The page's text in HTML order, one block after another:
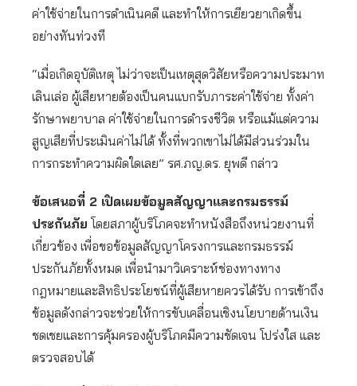
ค่าใช้จ่ายในการดำเนินคดี และทำให้การเยียวยาเกิดขึ้น
อย่างทันท่วงที
“เมื่อเกิดอุบัติเหตุ ไม่ว่าจะเป็นเหตุสุดวิสัยหรือความประมาท
เลินเล่อ ผู้เสียหายต้องเป็นคนแบกรับภาระค่าใช้จ่าย ทั้งค่า
รักษาพยาบาล ค่าใช้จ่ายในการดำรงชีวิต หรือแม้แต่ความ
สูญเสียที่ประเมินค่าไม่ได้ ทั้งที่พวกเขาไม่ได้มีส่วนร่วมใน
การกระทำความผิดใดเลย” รศ.ภญ.ดร. ยุพดี กล่าว
ข้อเสนอที่ 2 เปิดเผยข้อมูลสัญญาและกรมธรรม์
ประกันภัย โดยสภาผู้บริโภคจะทำหนังสือถึงหน่วยงานที่
เกี่ยวข้อง เพื่อขอข้อมูลสัญญาโครงการและกรมธรรม์
ประกันภัยทั้งหมด เพื่อนำมาวิเคราะห์ช่องทางทาง
กฎหมายและสิทธิประโยชน์ที่ผู้เสียหายควรได้รับ การเข้าถึง
ข้อมูลดังกล่าวจะช่วยให้การขับเคลื่อนเชิงนโยบายด้านเงิน
ชดเชยและการคุ้มครองผู้บริโภคมีความชัดเจน โปร่งใส และ
ตรวจสอบได้